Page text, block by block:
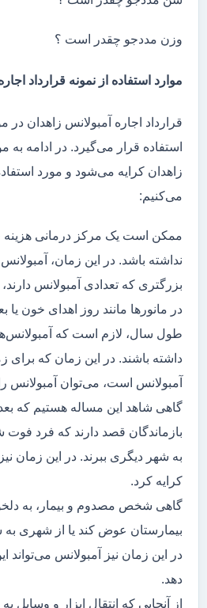
وزن مددجو چقدر است ؟
موارد استفاده از نمونه قرارداد
قرارداد اجاره آمبولانس زاهدان در
استفاده قرار می‌گیرد. در ادامه به
زاهدان کرایه می‌شود و مورد
می‌کنیم:
ممکن است یک مرکز درمانی هزینه
نداشته باشد. در این زمان،
بزرگتری که تعدادی آمبولانس
در مانور‌ها مانند روز اهدای خون
طول سال، لازم است که
داشته باشند. در این زمان که
آمبولانس است، می‌توان آمبولانس
گاهی شاهد این مساله هستیم که
بازماندگان قصد دارند که فرد
به شهر دیگری ببرند. در این زمان
کرایه کرد.
گاهی شخص مصدوم و بیمار، به
بیمارستان عوض کند یا از شهری
در این زمان نیز آمبولانس می‌تواند
دهد.
از آنجایی که انتقال ابزار و